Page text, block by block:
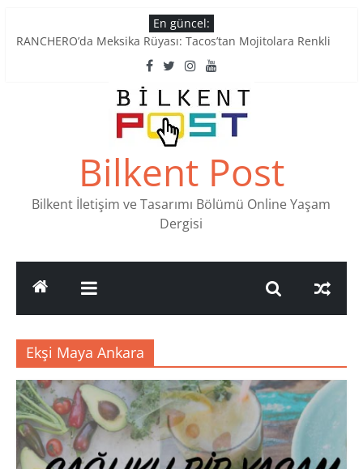
to
En güncel:
RANCHERO’da Meksika Rüyası: Tacos’tan Mojitolara Renkli
Ankara’nın Ruhunu Notalarda Yaşatan 4 Müzik Durağı
Pullardaki tarih: PTT Pul Müzesi
Stamp Collectors Unite: Places to Find Stamps in Ankara
Tatlı Konuşalım: Ankara’nın 4 Köklü Pastanesi
Bilkent Post
Bilkent İletişim ve Tasarımı Bölümü Online Yaşam
Dergisi
Ekşi Maya Ankara